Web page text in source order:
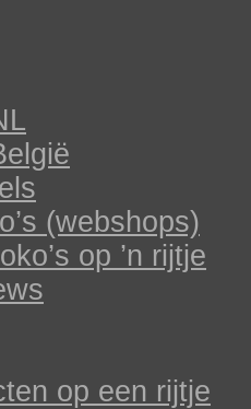
(webshops)
op ’n rijtje
op een rijtje